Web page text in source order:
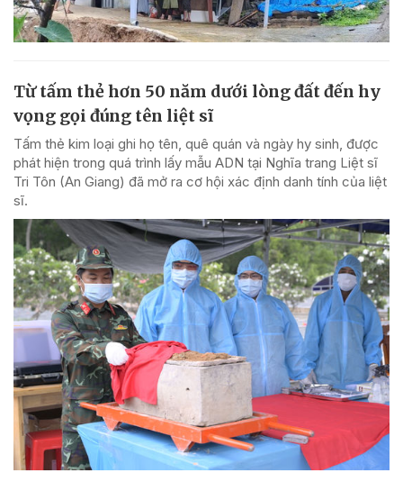
Từ tấm thẻ hơn 50 năm dưới lòng đất đến hy
vọng gọi đúng tên liệt sĩ
Tấm thẻ kim loại ghi họ tên, quê quán và ngày hy sinh, được
phát hiện trong quá trình lấy mẫu ADN tại Nghĩa trang Liệt sĩ
Tri Tôn (An Giang) đã mở ra cơ hội xác định danh tính của liệt
sĩ.